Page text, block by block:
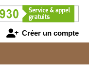
Créer un compte